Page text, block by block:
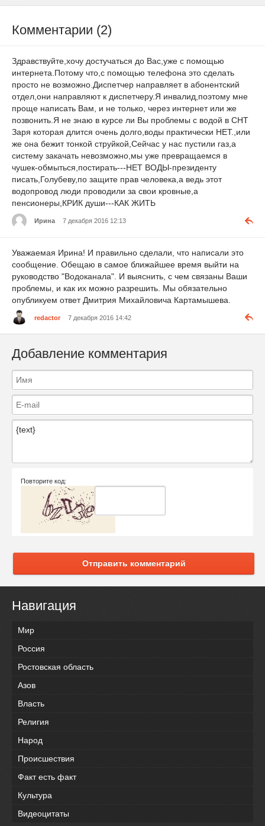
Комментарии (2)
Здравствуйте,хочу достучаться до Вас,уже с помощью
интернета.Потому что,с помощью телефона это сделать
просто не возможно.Диспетчер направляет в абонентский
отдел,они направляют к диспетчеру.Я инвалид,поэтому мне
проще написать Вам, и не только, через интернет или же
позвонить.Я не знаю в курсе ли Вы проблемы с водой в СНТ
Заря которая длится очень долго,воды практически НЕТ.,или
же она бежит тонкой струйкой,Сейчас у нас пустили газ,а
систему закачать невозможно,мы уже превращаемся в
чушек-обмыться,постирать---НЕТ ВОДЫ-президенту
писать,Голубеву,по защите прав человека,а ведь этот
водопровод люди проводили за свои кровные,а
пенсионеры,КРИК души---КАК ЖИТЬ
Ирина 7 декабря 2016 12:13
Уважаемая Ирина! И правильно сделали, что написали это
сообщение. Обещаю в самое ближайшее время выйти на
руководство "Водоканала". И выяснить, с чем связаны Ваши
проблемы, и как их можно разрешить. Мы обязательно
опубликуем ответ Дмитрия Михайловича Картамышева.
redactor 7 декабря 2016 14:42
Добавление комментария
Повторите код:
Отправить комментарий
Навигация
Мир
Россия
Ростовская область
Азов
Власть
Религия
Народ
Происшествия
Факт есть факт
Культура
Видеоцитаты